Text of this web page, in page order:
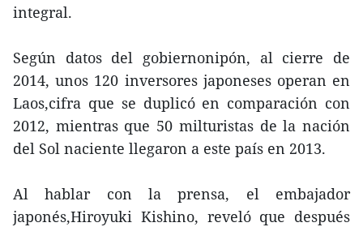
integral.
Según datos del gobiernonipón, al cierre de
2014, unos 120 inversores japoneses operan en
Laos,cifra que se duplicó en comparación con
2012, mientras que 50 milturistas de la nación
del Sol naciente llegaron a este país en 2013.
Al hablar con la prensa, el embajador
japonés,Hiroyuki Kishino, reveló que después